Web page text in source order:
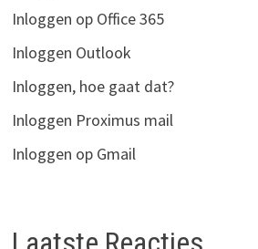
Inloggen op Office 365
Inloggen Outlook
Inloggen, hoe gaat dat?
Inloggen Proximus mail
Inloggen op Gmail